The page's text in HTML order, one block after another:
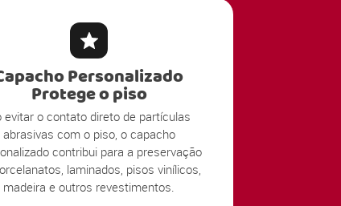
Personalizado
Protege o piso
evitar o contato direto de partículas
abrasivas com o piso, o capacho
contribui para a preservação
laminados, pisos vinílicos,
madeira e outros revestimentos.